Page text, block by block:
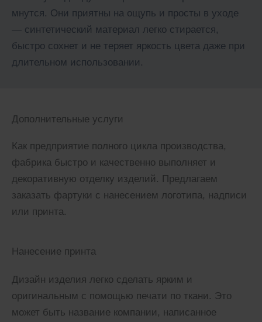
мнутся. Они приятны на ощупь и просты в уходе
— синтетический материал легко стирается,
быстро сохнет и не теряет яркость цвета даже при
длительном использовании.
Дополнительные услуги
Как предприятие полного цикла производства,
фабрика быстро и качественно выполняет и
декоративную отделку изделий. Предлагаем
заказать фартуки с нанесением логотипа, надписи
или принта.
Нанесение принта
Дизайн изделия легко сделать ярким и
оригинальным с помощью печати по ткани. Это
может быть название компании, написанное